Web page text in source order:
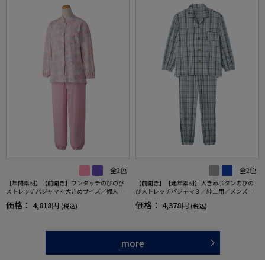
全2色
【年間素材】【前開き】ワンタッチのびのび
ストレッチパジャマ４大きめサイズ／婦人用
／レディース／高齢者／シニア／ストレッチ
／着脱しやすい／後ろ長め／名前記入欄付／
価格： 4,818円 (税込)
全2色
【前開き】【通年素材】大きめボタンのびの
びストレッチパジャマ３／紳士用／メンズ／
高齢者／シニア／ななめボタンホール／後ろ
長め／名前記入欄付／プレゼント／ギフト【C
価格： 4,378円 (税込)
more